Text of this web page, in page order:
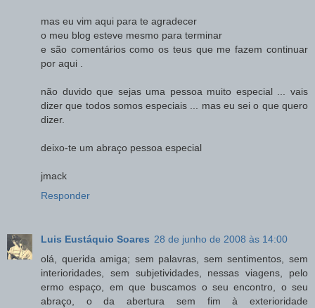
mas eu vim aqui para te agradecer
o meu blog esteve mesmo para terminar
e são comentários como os teus que me fazem continuar
por aqui .
não duvido que sejas uma pessoa muito especial ... vais
dizer que todos somos especiais ... mas eu sei o que quero
dizer.
deixo-te um abraço pessoa especial
jmack
Responder
Luis Eustáquio Soares 28 de junho de 2008 às 14:00
olá, querida amiga; sem palavras, sem sentimentos, sem
interioridades, sem subjetividades, nessas viagens, pelo
ermo espaço, em que buscamos o seu encontro, o seu
abraço, o da abertura sem fim à exterioridade